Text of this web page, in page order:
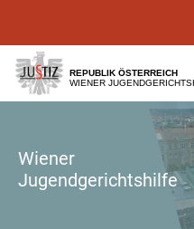
[1]
[2]
[3]
REPUBLIK ÖSTERREICH
WIENER
Wiener
Jugendgerichtshilfe